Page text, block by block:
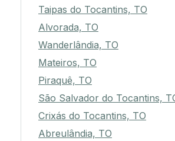
Taipas do Tocantins, TO
Alvorada, TO
Wanderlândia, TO
Mateiros, TO
Piraquê, TO
São Salvador do Tocantins,
Crixás do Tocantins, TO
Abreulândia, TO